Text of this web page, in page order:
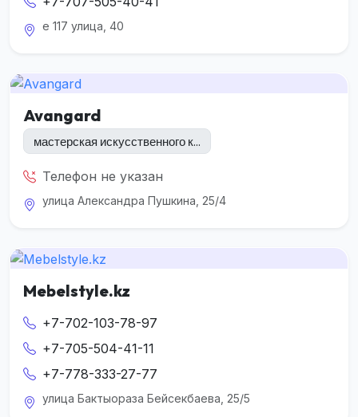
е 117 улица, 40
Avangard
мастерская искусственного к...
Телефон не указан
улица Александра Пушкина, 25/4
Mebelstyle.kz
+7-702-103-78-97
+7-705-504-41-11
+7-778-333-27-77
улица Бактыораза Бейсекбаева, 25/5